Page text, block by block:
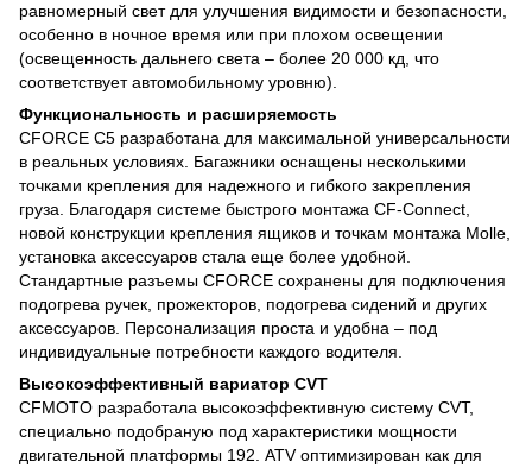
равномерный свет для улучшения видимости и безопасности,
особенно в ночное время или при плохом освещении
(освещенность дальнего света – более 20 000 кд, что
соответствует автомобильному уровню).
Функциональность и расширяемость
CFORCE C5 разработана для максимальной универсальности
в реальных условиях. Багажники оснащены несколькими
точками крепления для надежного и гибкого закрепления
груза. Благодаря системе быстрого монтажа CF-Connect,
новой конструкции крепления ящиков и точкам монтажа Molle,
установка аксессуаров стала еще более удобной.
Стандартные разъемы CFORCE сохранены для подключения
подогрева ручек, прожекторов, подогрева сидений и других
аксессуаров. Персонализация проста и удобна – под
индивидуальные потребности каждого водителя.
Высокоэффективный вариатор CVT
CFMOTO разработала высокоэффективную систему CVT,
специально подобраную под характеристики мощности
двигательной платформы 192. ATV оптимизирован как для